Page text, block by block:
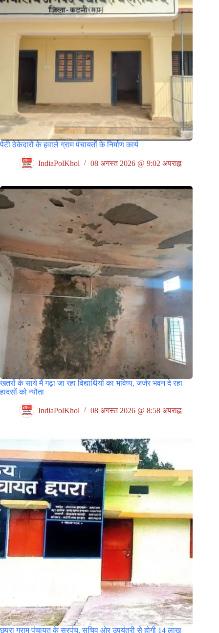
पेटी ठेकेदारों के हवाले ग्राम पंचायतों के निर्माण कार्य
IndiaPolKhol 08 अगस्त 2026 @ 9:02 अपराह्न
खतरों के साये मैं गढ़ा जा रहा विद्यार्थियों का भविष्य, जर्जर भवन दे रहा
हादसों को न्यौता
IndiaPolKhol 08 अगस्त 2026 @ 8:58 अपराह्न
छपरा ग्राम पंचायत के सरपंच, सचिव ओर उपयंत्री से होगी 14 लाख